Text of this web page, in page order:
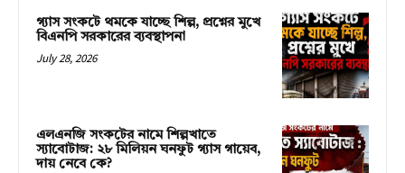
গ্যাস সংকটে থমকে যাচ্ছে শিল্প, প্রশ্নের মুখে
বিএনপি সরকারের ব্যবস্থাপনা
July 28, 2026
এলএনজি সংকটের নামে শিল্পখাতে
স্যাবোটাজ: ২৮ মিলিয়ন ঘনফুট গ্যাস গায়েব,
দায় নেবে কে?